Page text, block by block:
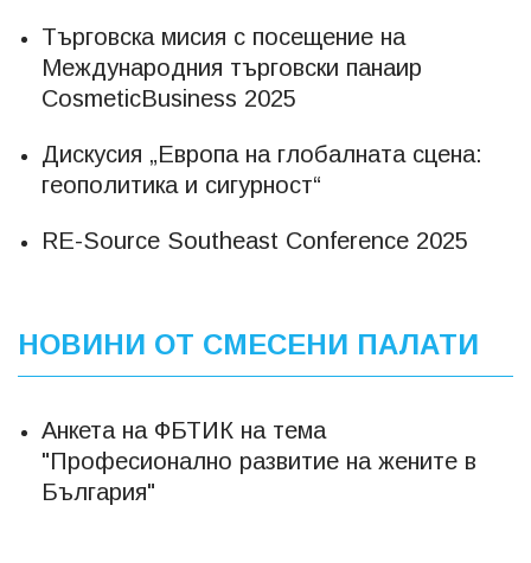
Търговска мисия с посещение на
Mеждународния търговски панаир
CosmeticBusiness 2025
Дискусия „Европа на глобалната сцена:
геополитика и сигурност“
RE-Source Southeast Conference 2025
НОВИНИ ОТ СМЕСЕНИ ПАЛАТИ
Анкета на ФБТИК на тема
"Професионално развитие на жените в
България"